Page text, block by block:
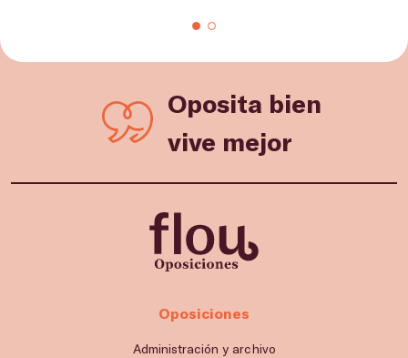
Oposita bien
vive mejor
Oposiciones
Administración y archivo